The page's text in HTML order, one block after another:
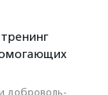
доброволь­